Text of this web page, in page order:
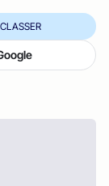
CLASSER